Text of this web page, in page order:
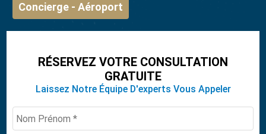
Concierge - Aéroport
RÉSERVEZ VOTRE CONSULTATION
GRATUITE
Laissez Notre Équipe D'experts Vous Appeler